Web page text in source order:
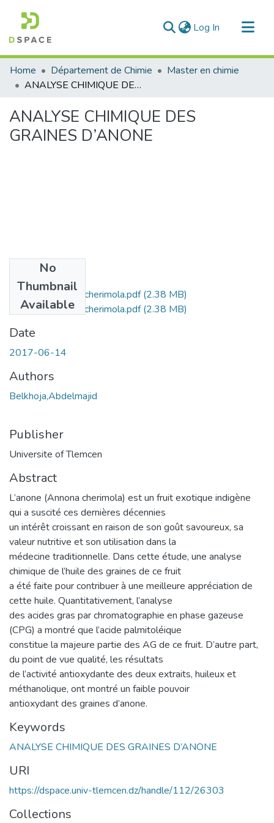
Log In (current)
Communities & Collections
All of DSpace
Home Département de Chimie
Master en chimie
ANALYSE CHIMIQUE DES GRAINES D’ANONE
ANALYSE CHIMIQUE DES
GRAINES D’ANONE
No
Thumbnail
Available
Mémoire Annona cherimola.pdf(2.38 MB)
Mémoire Annona cherimola.pdf(2.38 MB)
Date
2017-06-14
Authors
Belkhoja,Abdelmajid
Publisher
Universite of Tlemcen
Abstract
L’anone (Annona cherimola) est un fruit exotique indigène
qui a suscité ces dernières décennies
un intérêt croissant en raison de son goût savoureux, sa
valeur nutritive et son utilisation dans la
médecine traditionnelle. Dans cette étude, une analyse
chimique de l’huile des graines de ce fruit
a été faite pour contribuer à une meilleure appréciation de
cette huile. Quantitativement, l’analyse
des acides gras par chromatographie en phase gazeuse
(CPG) a montré que l’acide palmitoléique
constitue la majeure partie des AG de ce fruit. D’autre part,
du point de vue qualité, les résultats
de l’activité antioxydante des deux extraits, huileux et
méthanolique, ont montré un faible pouvoir
antioxydant des graines d’anone.
Keywords
ANALYSE CHIMIQUE DES GRAINES D’ANONE
URI
https://dspace.univ-tlemcen.dz/handle/112/26303
Collections